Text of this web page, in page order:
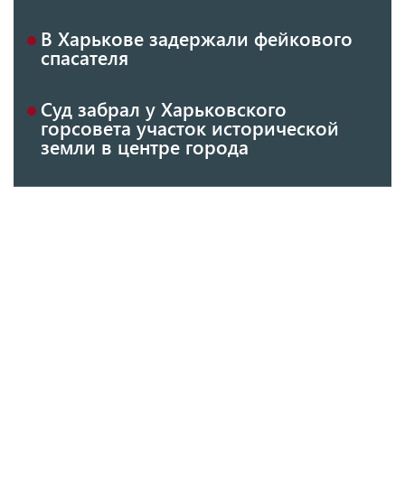
В Харькове задержали фейкового
спасателя
Суд забрал у Харьковского
горсовета участок исторической
земли в центре города